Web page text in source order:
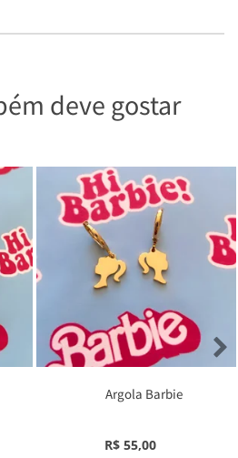
deve gostar
Argola Barbie
R$ 55,00